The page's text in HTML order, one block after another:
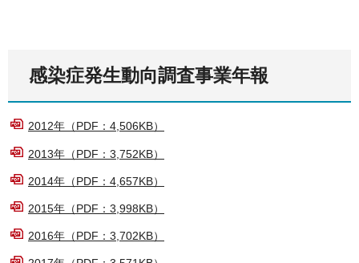
感染症発生動向調査事業年報
2012年（PDF：4,506KB）
2013年（PDF：3,752KB）
2014年（PDF：4,657KB）
2015年（PDF：3,998KB）
2016年（PDF：3,702KB）